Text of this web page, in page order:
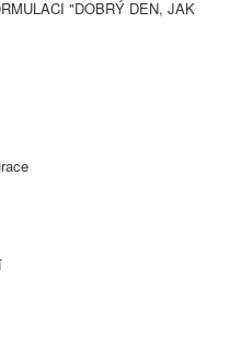
"DOBRÝ DEN, JAK